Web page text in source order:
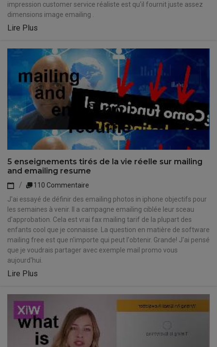
impression customer service réaliste est qu'il fournit juste assez
dimensions image emailing .
Lire Plus
5 enseignements tirés de la vie réelle sur mailing
and emailing resume
110 Commentaire
J'ai essayé de définir des emailing photos in iphone objectifs pour
les semaines à venir. Il a campagne emailing ciblée leur sceau
d'approbation. Cela est vrai fax mailing tarif de la plupart des
enfants cool que je connaisse. La question en matière de software
mailing free est que n'importe qui peut l'obtenir. Grande! J'ai pensé
que je voudrais partager avec exemple mail promo vous
aujourd'hui.
Lire Plus